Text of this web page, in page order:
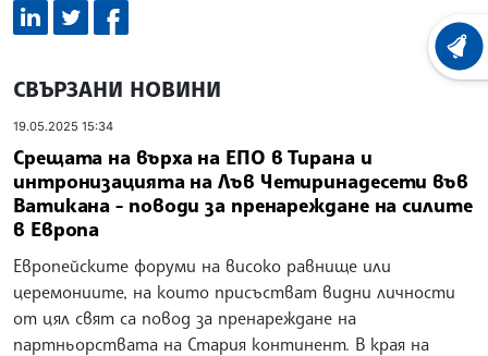
СВЪРЗАНИ НОВИНИ
19.05.2025 15:34
Срещата на върха на ЕПО в Тирана и
интронизацията на Лъв Четиринадесети във
Ватикана - поводи за пренареждане на силите
в Европа
Европейските форуми на високо равнище или
церемониите, на които присъстват видни личности
от цял свят са повод за пренареждане на
партньорствата на Стария континент. В края на